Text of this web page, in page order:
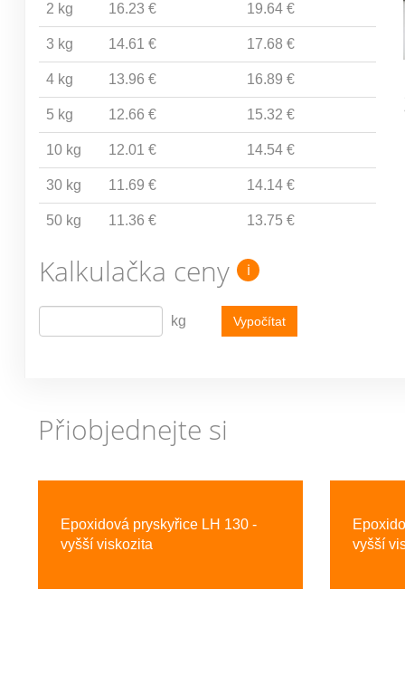
2 kg 16.23 € 19.64 €
3 kg 14.61 € 17.68 €
4 kg 13.96 € 16.89 €
5 kg 12.66 € 15.32 €
10 kg 12.01 € 14.54 €
30 kg 11.69 € 14.14 €
50 kg 11.36 € 13.75 €
Kalkulačka ceny i
kg Vypočítat
Přiobjednejte si
Epoxidová pryskyřice LH 130 -
vyšší viskozita
vyšší